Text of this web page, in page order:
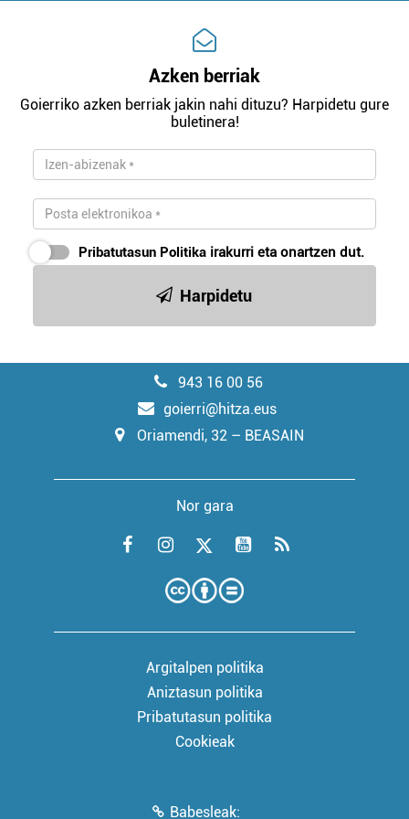
Azken berriak
Goierriko azken berriak jakin nahi dituzu? Harpidetu gure
buletinera!
Pribatutasun Politika irakurri eta onartzen dut.
Harpidetu
943 16 00 56
goierri@hitza.eus
Oriamendi, 32 – BEASAIN
Nor gara
Argitalpen politika
Aniztasun politika
Pribatutasun politika
Cookieak
Babesleak: